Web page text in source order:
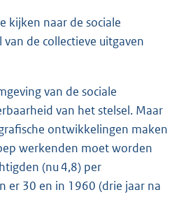
kijken naar de sociale
de collectieve uitgaven
van de sociale
van het stelsel. Maar
ontwikkelingen maken
werkenden moet worden
(nu 4,8) per
er 30 en in 1960 (drie jaar na